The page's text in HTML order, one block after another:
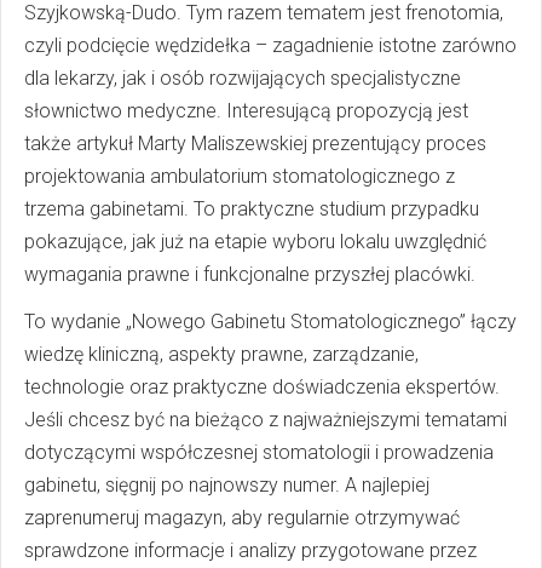
Szyjkowską-Dudo. Tym razem tematem jest frenotomia,
czyli podcięcie wędzidełka – zagadnienie istotne zarówno
dla lekarzy, jak i osób rozwijających specjalistyczne
słownictwo medyczne. Interesującą propozycją jest
także artykuł Marty Maliszewskiej prezentujący proces
projektowania ambulatorium stomatologicznego z
trzema gabinetami. To praktyczne studium przypadku
pokazujące, jak już na etapie wyboru lokalu uwzględnić
wymagania prawne i funkcjonalne przyszłej placówki.
To wydanie „Nowego Gabinetu Stomatologicznego” łączy
wiedzę kliniczną, aspekty prawne, zarządzanie,
technologie oraz praktyczne doświadczenia ekspertów.
Jeśli chcesz być na bieżąco z najważniejszymi tematami
dotyczącymi współczesnej stomatologii i prowadzenia
gabinetu, sięgnij po najnowszy numer. A najlepiej
zaprenumeruj magazyn, aby regularnie otrzymywać
sprawdzone informacje i analizy przygotowane przez